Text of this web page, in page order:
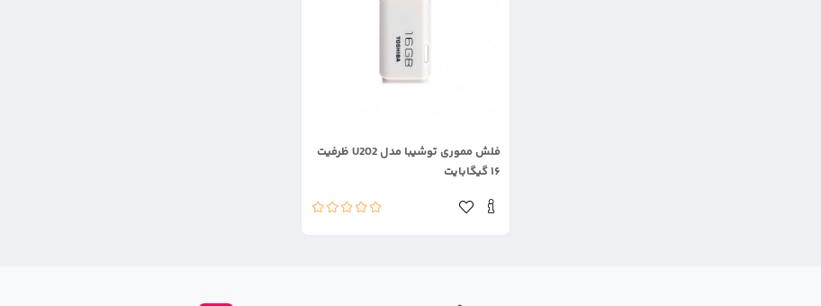
فلش مموری توشیبا مدل U202 ظرفیت
۱۶ گیگابایت